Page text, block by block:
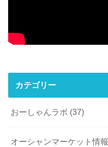
カテゴリー
おーしゃんラボ (37)
オーシャンマーケット情報